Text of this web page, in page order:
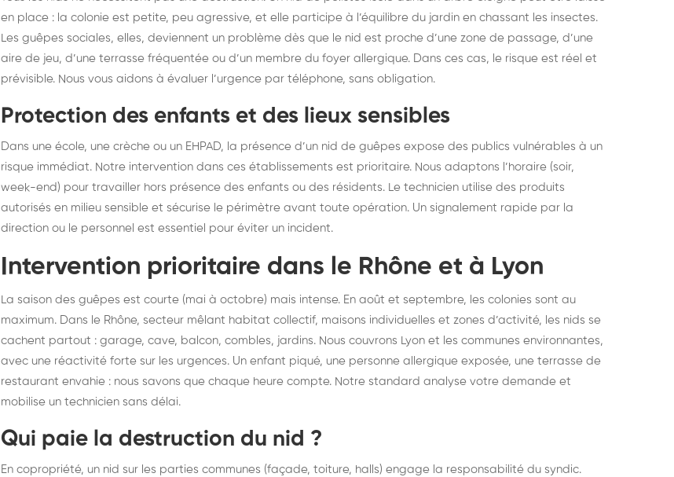
en place : la colonie est petite, peu agressive, et elle participe à l’équilibre du jardin en chassant les insectes.
Les guêpes sociales, elles, deviennent un problème dès que le nid est proche d’une zone de passage, d’une
aire de jeu, d’une terrasse fréquentée ou d’un membre du foyer allergique. Dans ces cas, le risque est réel et
prévisible. Nous vous aidons à évaluer l’urgence par téléphone, sans obligation.
Protection des enfants et des lieux sensibles
Dans une école, une crèche ou un EHPAD, la présence d’un nid de guêpes expose des publics vulnérables à un
risque immédiat. Notre intervention dans ces établissements est prioritaire. Nous adaptons l’horaire (soir,
week-end) pour travailler hors présence des enfants ou des résidents. Le technicien utilise des produits
autorisés en milieu sensible et sécurise le périmètre avant toute opération. Un signalement rapide par la
direction ou le personnel est essentiel pour éviter un incident.
Intervention prioritaire dans le Rhône et à Lyon
La saison des guêpes est courte (mai à octobre) mais intense. En août et septembre, les colonies sont au
maximum. Dans le Rhône, secteur mêlant habitat collectif, maisons individuelles et zones d’activité, les nids se
cachent partout : garage, cave, balcon, combles, jardins. Nous couvrons Lyon et les communes environnantes,
avec une réactivité forte sur les urgences. Un enfant piqué, une personne allergique exposée, une terrasse de
restaurant envahie : nous savons que chaque heure compte. Notre standard analyse votre demande et
mobilise un technicien sans délai.
Qui paie la destruction du nid ?
En copropriété, un nid sur les parties communes (façade, toiture, halls) engage la responsabilité du syndic.